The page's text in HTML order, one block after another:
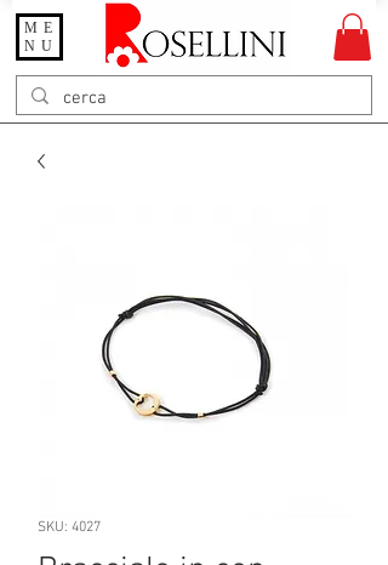
Gioielleria Rosellini
Rosellini online
ME
NU
SKU: 4027